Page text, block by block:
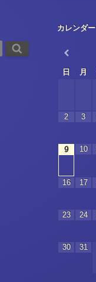
カレンダー
日 月
2 3
9 10
16 17
23 24
30 31